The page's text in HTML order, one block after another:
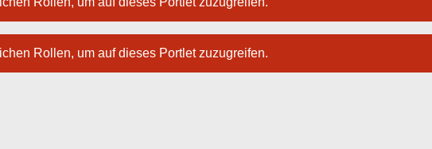
Rollen, um auf dieses Portlet zuzugreifen.